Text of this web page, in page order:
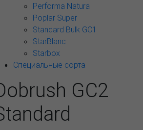
Performa Natura
Poplar Super
Standard Bulk GC1
StarBlanc
Starbox
Специальные сорта
GC2